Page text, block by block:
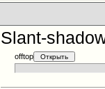
Slant-
offtop